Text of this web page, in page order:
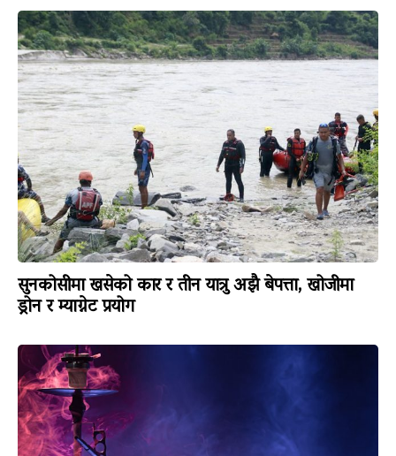
सुनकोसीमा खसेको कार र तीन यात्रु अझै बेपत्ता, खोजीमा
ड्रोन र म्याग्नेट प्रयोग